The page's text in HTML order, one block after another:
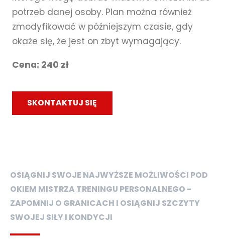
potrzeb danej osoby. Plan można również
zmodyfikować w późniejszym czasie, gdy
okaże się, że jest on zbyt wymagający.
Cena: 240 zł
SKONTAKTUJ SIĘ
OSIĄGNIJ SWOJE NAJWYŻSZE MOŻLIWOŚCI POD
OKIEM MISTRZA TRENINGU PERSONALNEGO -
ZAPOMNIJ O GRANICACH I OSIĄGNIJ SZCZYTY
SWOJEJ SIŁY I KONDYCJI